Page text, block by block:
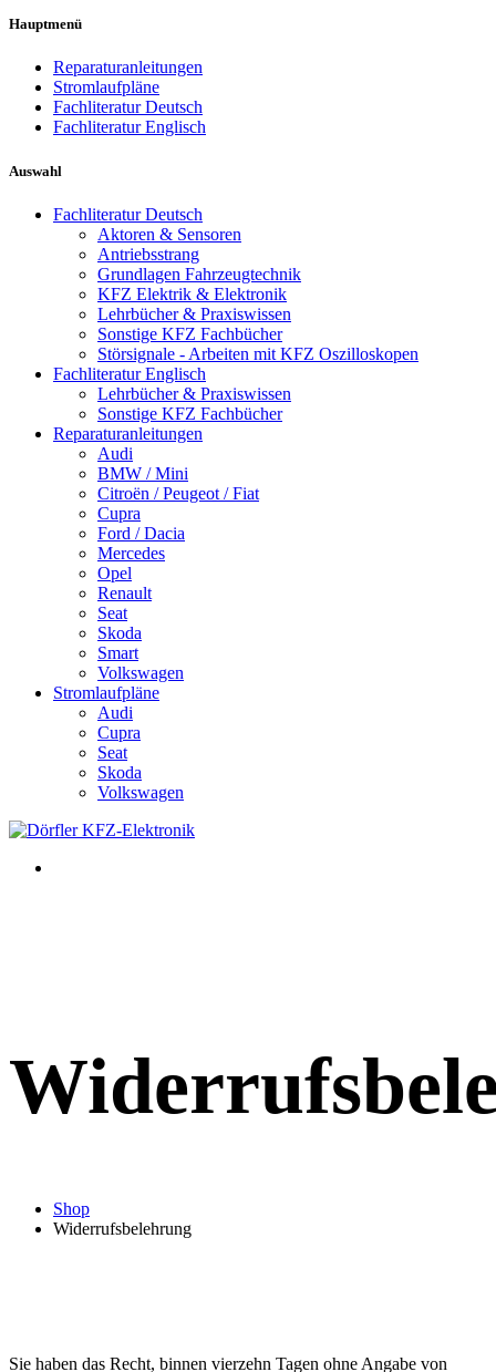
Hauptmenü
Reparaturanleitungen
Stromlaufpläne
Fachliteratur Deutsch
Fachliteratur Englisch
Auswahl
Fachliteratur Deutsch
Aktoren & Sensoren
Antriebsstrang
Grundlagen Fahrzeugtechnik
KFZ Elektrik & Elektronik
Lehrbücher & Praxiswissen
Sonstige KFZ Fachbücher
Störsignale - Arbeiten mit KFZ Oszilloskopen
Fachliteratur Englisch
Lehrbücher & Praxiswissen
Sonstige KFZ Fachbücher
Reparaturanleitungen
Audi
BMW / Mini
Citroën / Peugeot / Fiat
Cupra
Ford / Dacia
Mercedes
Opel
Renault
Seat
Skoda
Smart
Volkswagen
Stromlaufpläne
Audi
Cupra
Seat
Skoda
Volkswagen
Shop
Widerrufsbelehrung
Sie haben das Recht, binnen vierzehn Tagen ohne Angabe von